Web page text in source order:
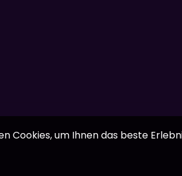
Cookies, um Ihnen das beste